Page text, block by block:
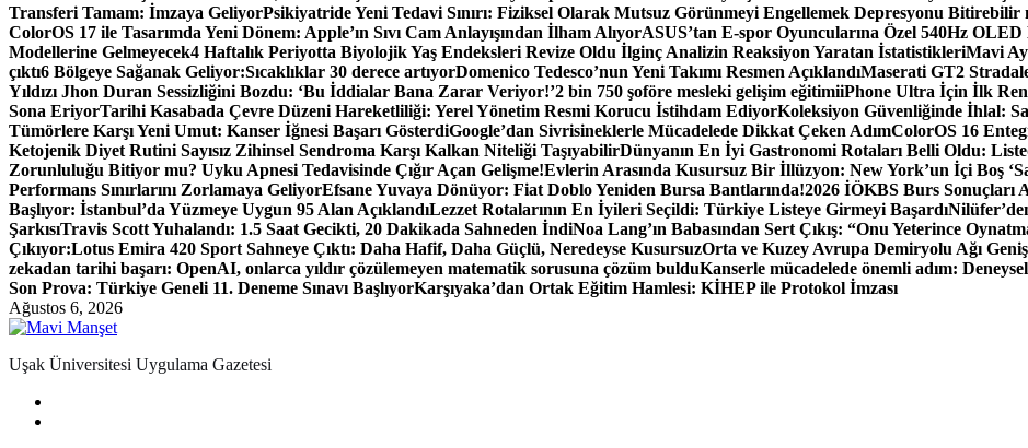
Transferi Tamam: İmzaya GeliyorPsikiyatride Yeni Tedavi Sınırı: Fiziksel Olarak Mutsuz Görünmeyi Engellemek Depresyonu Bitirebilir
ColorOS 17 ile Tasarımda Yeni Dönem: Apple’ın Sıvı Cam Anlayışından İlham AlıyorASUS’tan E-spor Oyuncularına Özel 540Hz
Modellerine Gelmeyecek4 Haftalık Periyotta Biyolojik Yaş Endeksleri Revize Oldu İlginç Analizin Reaksiyon Yaratan İstatistikleriMavi
çıktı6 Bölgeye Sağanak Geliyor:Sıcaklıklar 30 derece artıyorDomenico Tedesco’nun Yeni Takımı Resmen AçıklandıMaserati GT2
Yıldızı Jhon Duran Sessizliğini Bozdu: ‘Bu İddialar Bana Zarar Veriyor!’2 bin 750 şoföre mesleki gelişim eğitimiiPhone Ultra İçin İlk
Sona EriyorTarihi Kasabada Çevre Düzeni Hareketliliği: Yerel Yönetim Resmi Korucu İstihdam EdiyorKoleksiyon Güvenliğinde İhlal:
Tümörlere Karşı Yeni Umut: Kanser İğnesi Başarı GösterdiGoogle’dan Sivrisineklerle Mücadelede Dikkat Çeken AdımColorOS 16
Ketojenik Diyet Rutini Sayısız Zihinsel Sendroma Karşı Kalkan Niteliği TaşıyabilirDünyanın En İyi Gastronomi Rotaları Belli Oldu:
Zorunluluğu Bitiyor mu? Uyku Apnesi Tedavisinde Çığır Açan Gelişme!Evlerin Arasında Kusursuz Bir İllüzyon: New York’un İçi Boş
Performans Sınırlarını Zorlamaya GeliyorEfsane Yuvaya Dönüyor: Fiat Doblo Yeniden Bursa Bantlarında!2026 İÖKBS Burs Sonuçları
Başlıyor: İstanbul’da Yüzmeye Uygun 95 Alan AçıklandıLezzet Rotalarının En İyileri Seçildi: Türkiye Listeye Girmeyi Başardı
ŞarkısıTravis Scott Yuhalandı: 1.5 Saat Gecikti, 20 Dakikada Sahneden İndiNoa Lang’ın Babasından Sert Çıkış: “Onu Yeterince
Çıkıyor:Lotus Emira 420 Sport Sahneye Çıktı: Daha Hafif, Daha Güçlü, Neredeyse KusursuzOrta ve Kuzey Avrupa Demiryolu Ağı
zekadan tarihi başarı: OpenAI, onlarca yıldır çözülemeyen matematik sorusuna çözüm bulduKanserle mücadelede önemli adım:
Son Prova: Türkiye Geneli 11. Deneme Sınavı BaşlıyorKarşıyaka’dan Ortak Eğitim Hamlesi: KİHEP ile Protokol İmzası
Ağustos 6, 2026
Uşak Üniversitesi Uygulama Gazetesi